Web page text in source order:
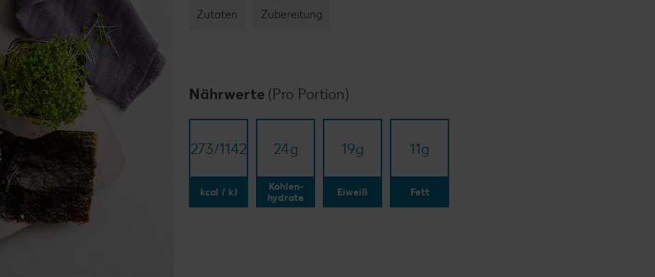
Zutaten Zubereitung
Nährwerte (Pro Portion)
273/​1142
kcal / kJ
24g
Kohlen-
hydrate
19g
Eiweiß
11g
Fett